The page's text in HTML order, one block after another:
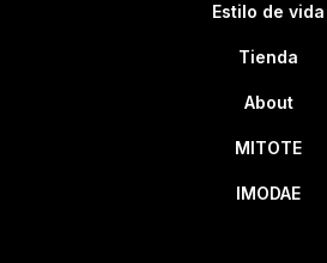
Estilo de vida
Tienda
About
MITOTE
IMODAE